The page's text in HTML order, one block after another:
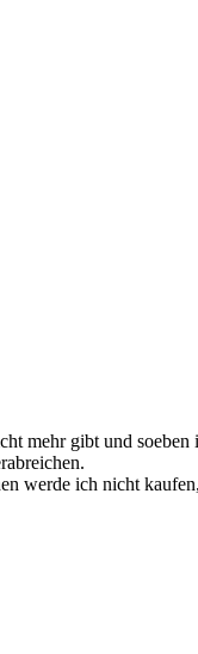
mehr gibt und
werde ich nicht